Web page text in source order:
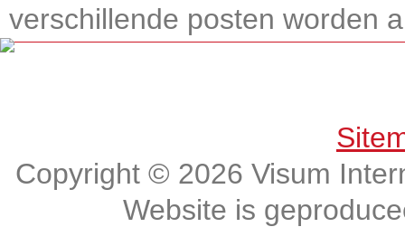
verschillende posten worden
Copyright © 2026 Visum
Website is